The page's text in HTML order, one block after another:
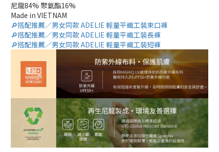
尼龍84% 聚氨酯16%
Made in VIETNAM
🔎搭配推薦／男女同款 ADELIE 輕量平織工裝束口褲
🔎搭配推薦／男女同款 ADELIE 輕量平織工裝長褲
🔎搭配推薦／男女同款 ADELIE 輕量平織工裝短褲